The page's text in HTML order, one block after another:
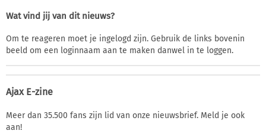
Wat vind jij van dit nieuws?
Om te reageren moet je ingelogd zijn. Gebruik de links bovenin
beeld om een loginnaam aan te maken danwel in te loggen.
Ajax E-zine
Meer dan 35.500 fans zijn lid van onze nieuwsbrief. Meld je ook
aan!